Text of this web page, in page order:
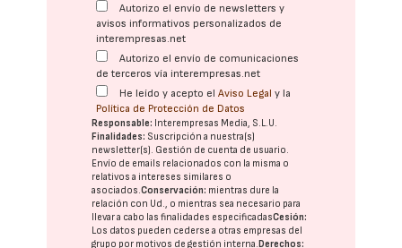
Autorizo el envío de newsletters y
avisos informativos personalizados de
interempresas.net
Autorizo el envío de comunicaciones
de terceros vía interempresas.net
He leído y acepto elAviso Legal y la
Política de Protección de Datos
Responsable: Interempresas Media, S.L.U.
Finalidades: Suscripción a nuestra(s)
newsletter(s). Gestión de cuenta de usuario.
Envío de emails relacionados con la misma o
relativos a intereses similares o
asociados.Conservación: mientras dure la
relación con Ud., o mientras sea necesario para
llevar a cabo las finalidades especificadasCesión:
Los datos pueden cederse a otras empresas del
grupo por motivos de gestión interna.Derechos: